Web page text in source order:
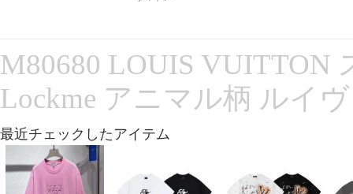
M80680 LOUIS VUITTON
Lockme アニマル柄 ルイ
最近チェックしたアイテム